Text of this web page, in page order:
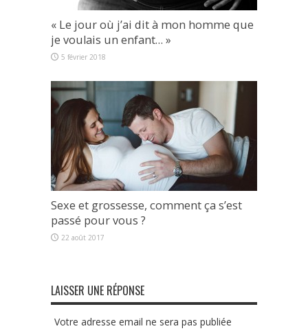
« Le jour où j’ai dit à mon homme que
je voulais un enfant… »
5 février 2018
Sexe et grossesse, comment ça s’est
passé pour vous ?
22 août 2017
LAISSER UNE RÉPONSE
Votre adresse email ne sera pas publiée